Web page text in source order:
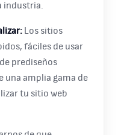
industria.
Los sitios
fáciles de usar
prediseños
una amplia gama de
tu sitio web